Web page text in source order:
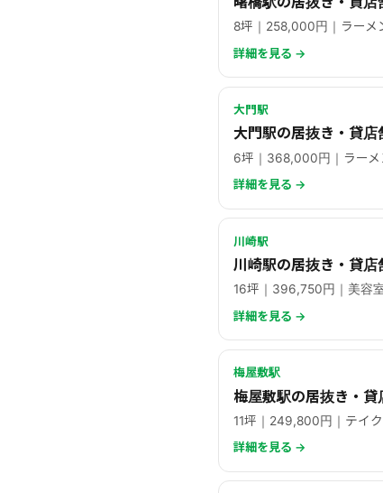
8坪｜258,000円｜ラーメ
詳細を見る →
大門駅
大門駅の居抜き・貸
6坪｜368,000円｜ラーメ
詳細を見る →
川崎駅
川崎駅の居抜き・貸
16坪｜396,750円｜美容
詳細を見る →
梅屋敷駅
梅屋敷駅の居抜き・
11坪｜249,800円｜テイ
詳細を見る →